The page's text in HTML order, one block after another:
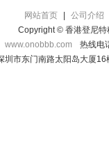
网站首页
公司介绍
Copyright © 香港登尼特
www.onobbb.com
热线电
圳市东门南路太阳岛大厦